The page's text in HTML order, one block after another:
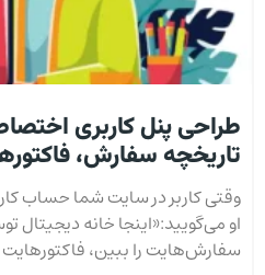
طراحی پنل کاربری
تاریخچه سفارش،
وقتی کاربر در سایت شما حساب
او می‌گویید:«اینجا خانه
سفارش‌هایت را ببین، فاکتور‌هایت